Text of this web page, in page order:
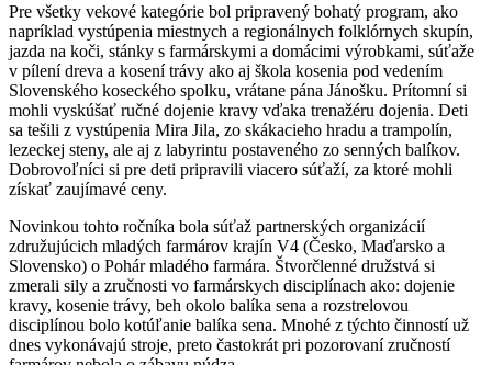
Pre všetky vekové kategórie bol pripravený bohatý program, ako
napríklad vystúpenia miestnych a regionálnych folklórnych skupín,
jazda na koči, stánky s farmárskymi a domácimi výrobkami, súťaže
v pílení dreva a kosení trávy ako aj škola kosenia pod vedením
Slovenského koseckého spolku, vrátane pána Jánošku. Prítomní si
mohli vyskúšať ručné dojenie kravy vďaka trenažéru dojenia. Deti
sa tešili z vystúpenia Mira Jila, zo skákacieho hradu a trampolín,
lezeckej steny, ale aj z labyrintu postaveného zo senných balíkov.
Dobrovoľníci si pre deti pripravili viacero súťaží, za ktoré mohli
získať zaujímavé ceny.
Novinkou tohto ročníka bola súťaž partnerských organizácií
združujúcich mladých farmárov krajín V4 (Česko, Maďarsko a
Slovensko) o Pohár mladého farmára. Štvorčlenné družstvá si
zmerali sily a zručnosti vo farmárskych disciplínach ako: dojenie
kravy, kosenie trávy, beh okolo balíka sena a rozstrelovou
disciplínou bolo kotúľanie balíka sena. Mnohé z týchto činností už
dnes vykonávajú stroje, preto častokrát pri pozorovaní zručností